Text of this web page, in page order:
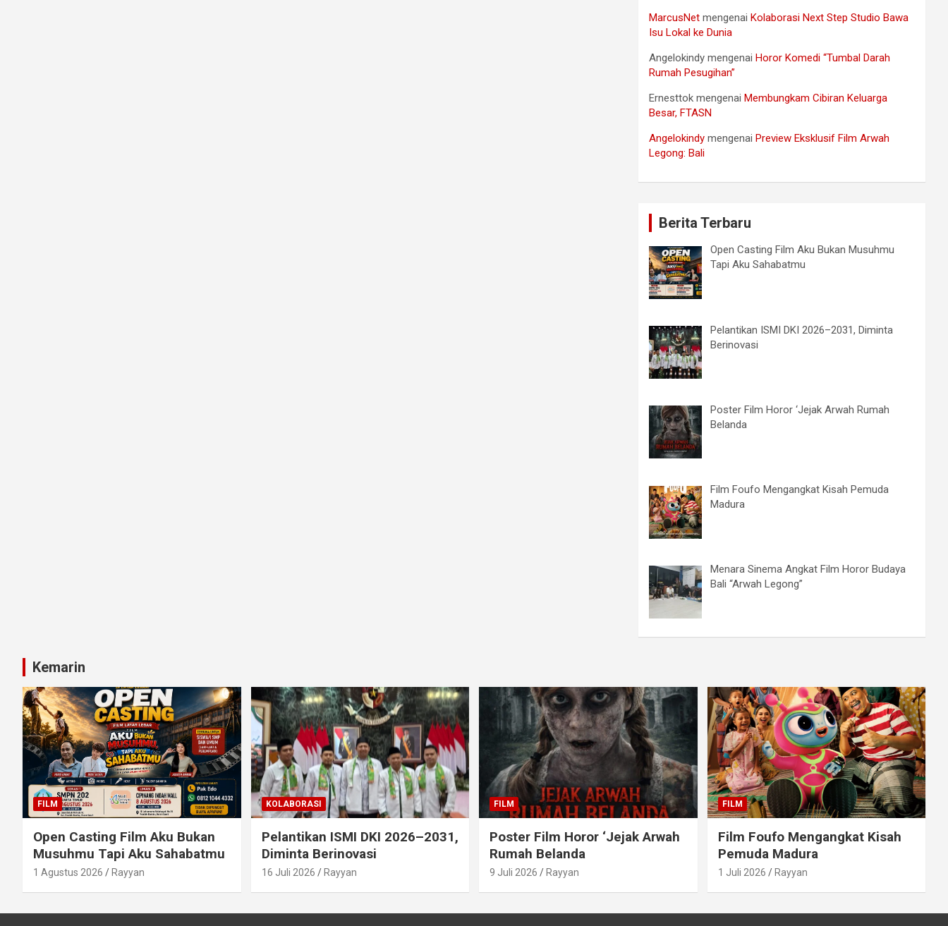
MarcusNet mengenai Kolaborasi Next Step Studio Bawa
Isu Lokal ke Dunia
Angelokindy mengenai Horor Komedi “Tumbal Darah
Rumah Pesugihan”
Ernesttok mengenai Membungkam Cibiran Keluarga
Besar, FTASN
Angelokindy mengenai Preview Eksklusif Film Arwah
Legong: Bali
Berita Terbaru
Open Casting Film Aku Bukan Musuhmu
Tapi Aku Sahabatmu
Pelantikan ISMI DKI 2026–2031, Diminta
Berinovasi
Poster Film Horor ‘Jejak Arwah Rumah
Belanda
Film Foufo Mengangkat Kisah Pemuda
Madura
Menara Sinema Angkat Film Horor Budaya
Bali “Arwah Legong”
Kemarin
FILM
Open Casting Film Aku Bukan
Musuhmu Tapi Aku Sahabatmu
1 Agustus 2026 Rayyan
KOLABORASI
Pelantikan ISMI DKI 2026–2031,
Diminta Berinovasi
16 Juli 2026 Rayyan
FILM
Poster Film Horor ‘Jejak Arwah
Rumah Belanda
9 Juli 2026 Rayyan
FILM
Film Foufo Mengangkat Kisah
Pemuda Madura
1 Juli 2026 Rayyan